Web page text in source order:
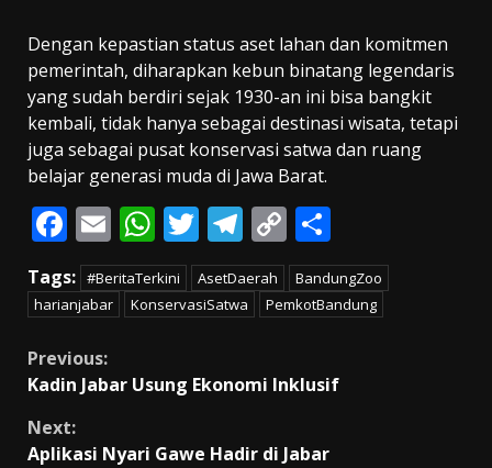
Dengan kepastian status aset lahan dan komitmen
pemerintah, diharapkan kebun binatang legendaris
yang sudah berdiri sejak 1930-an ini bisa bangkit
kembali, tidak hanya sebagai destinasi wisata, tetapi
juga sebagai pusat konservasi satwa dan ruang
belajar generasi muda di Jawa Barat.
F
ac
e
b
o
o
k
E
m
ai
l
W
h
at
s
p
p
T
w
itt
er
T
el
e
gr
m
C
o
p
y
n
k
h
ar
e
Tags: #BeritaTerkini AsetDaerah
BandungZoo
harianjabar
KonservasiSatwa PemkotBandung
Continue
Previous:
Kadin Jabar Usung Ekonomi Inklusif
Next:
Aplikasi Nyari Gawe Hadir di Jabar